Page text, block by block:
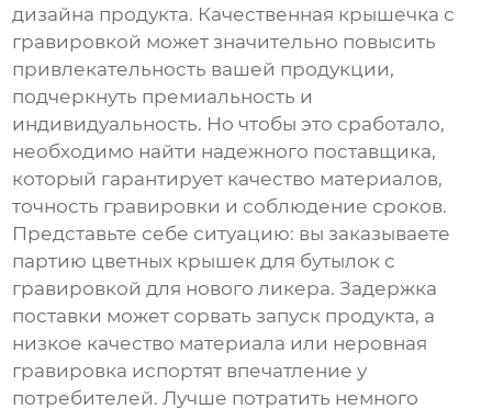
дизайна продукта. Качественная крышечка с
гравировкой может значительно повысить
привлекательность вашей продукции,
подчеркнуть премиальность и
индивидуальность. Но чтобы это сработало,
необходимо найти надежного поставщика,
который гарантирует качество материалов,
точность гравировки и соблюдение сроков.
Представьте себе ситуацию: вы заказываете
партию цветных крышек для бутылок с
гравировкой для нового ликера. Задержка
поставки может сорвать запуск продукта, а
низкое качество материала или неровная
гравировка испортят впечатление у
потребителей. Лучше потратить немного